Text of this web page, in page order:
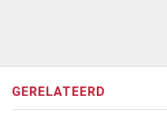
GERELATEERD